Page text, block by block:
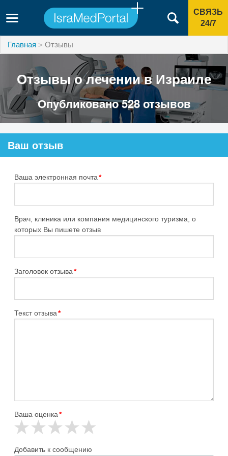
СВЯЗЬ
24/7
Главная Отзывы
Отзывы о лечении в Израиле
Опубликовано 528 отзывов
Ваш отзыв
Ваша электронная почта*
Врач, клиника или компания медицинского туризма, о
которых Вы пишете отзыв
Заголовок отзыва*
Текст отзыва*
Ваша оценка*
Добавить к сообщению